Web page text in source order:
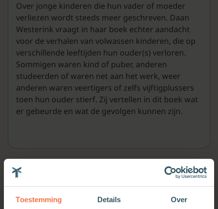
Toestemming Details Over
Over jonge kinderen die hun vader of moeder
verliezen wordt steeds meer geschreven. Daan
Westerink vraagt in haar boek echter aandacht
voor de verhalen van volwassen kinderen, die op
verschillende leeftijden hun ouder(s) verloren.
Sommigen waren kind of puber, anderen
studeerden of waren net aan het werk, weer
anderen waren veertigers of zelfs vijftigplussers
toen hun ouder stierf. Zij vertellen in dit boek wat
er gebeurde en wat de gevolgen kunnen zijn.
Meer van deze auteur